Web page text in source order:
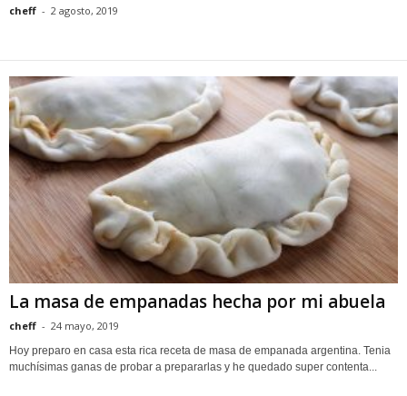
cheff - 2 agosto, 2019
La masa de empanadas hecha por mi abuela
cheff - 24 mayo, 2019
Hoy preparo en casa esta rica receta de masa de empanada argentina. Tenia
muchísimas ganas de probar a prepararlas y he quedado super contenta...